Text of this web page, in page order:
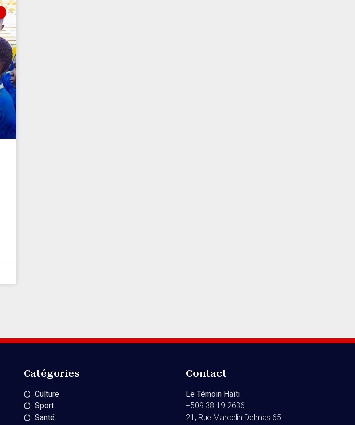
Catégories
Culture
Sport
Santé
Contact
Le Témoin Haïti
+509 38 19 2636
21, Rue Marcelin Delmas 65